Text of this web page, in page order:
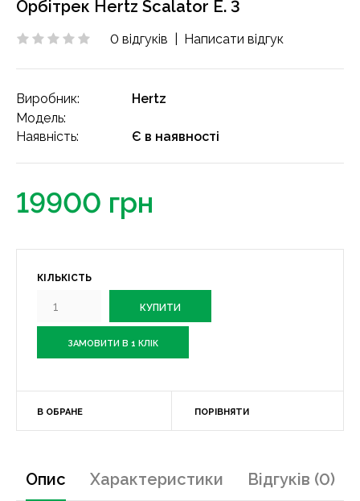
Орбітрек Hertz Scalator E. 3
0 відгуків Написати відгук
Виробник:
Hertz
Модель:
Наявність:
Є в наявності
19900 грн
КІЛЬКІСТЬ
ЗАМОВИТИ В 1 КЛІК
В ОБРАНЕ ПОРІВНЯТИ
Опис Характеристики Відгуків (0)